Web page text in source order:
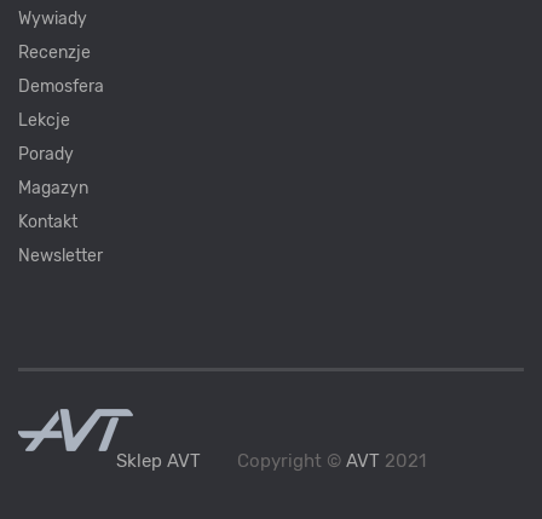
Wywiady
Recenzje
Demosfera
Lekcje
Porady
Magazyn
Kontakt
Newsletter
Sklep AVT Copyright © AVT 2021